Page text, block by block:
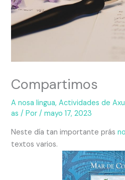
Compartimos
A nosa lingua,Actividades de
as / Por/mayo 17, 2023
Neste día tan importante prás
textos varios.